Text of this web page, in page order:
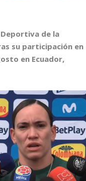
Deportiva de la
su participación en
en Ecuador,